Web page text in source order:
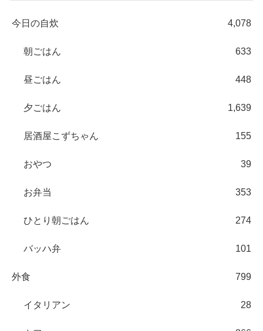
今日の自炊 4,078
朝ごはん 633
昼ごはん 448
夕ごはん 1,639
居酒屋こずちゃん 155
おやつ 39
お弁当 353
ひとり朝ごはん 274
バッハ弁 101
外食 799
イタリアン 28